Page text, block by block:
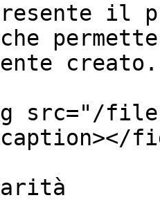
il
creato.
src="/files/